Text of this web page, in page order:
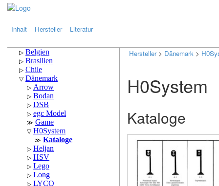
Inhalt Hersteller Literatur
Hersteller> Dänemark >
H0System
Kataloge